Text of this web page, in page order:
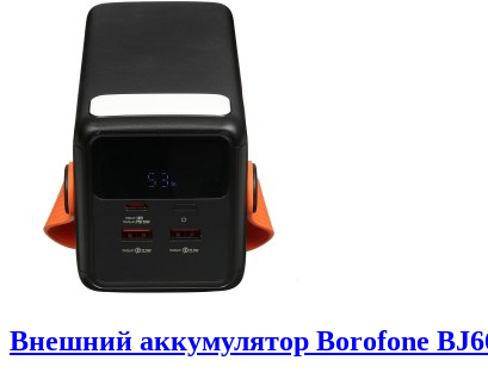
Внешний аккумулятор Borofone